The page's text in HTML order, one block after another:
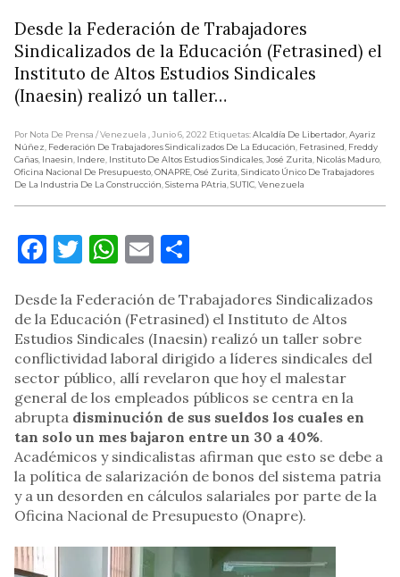
Desde la Federación de Trabajadores
Sindicalizados de la Educación (Fetrasined) el
Instituto de Altos Estudios Sindicales
(Inaesin) realizó un taller…
Por Nota De Prensa / Venezuela , Junio 6, 2022 Etiquetas:Alcaldía De Libertador,Ayariz
Núñez, Federación De Trabajadores Sindicalizados De La Educación, Fetrasined, Freddy
Cañas, Inaesin, Indere, Instituto De Altos Estudios Sindicales,José Zurita, Nicolás Maduro,
Oficina Nacional De Presupuesto,ONAPRE,Osé Zurita,Sindicato Único De Trabajadores
De La Industria De La Construcción,Sistema PAtria,SUTIC,Venezuela
Facebook
Twitter
WhatsApp
Email
Desde la Federación de Trabajadores Sindicalizados
de la Educación (Fetrasined) el Instituto de Altos
Estudios Sindicales (Inaesin) realizó un taller sobre
conflictividad laboral dirigido a líderes sindicales del
sector público, allí revelaron que hoy el malestar
general de los empleados públicos se centra en la
abrupta disminución de sus sueldos los cuales en
tan solo un mes bajaron entre un 30 a 40%.
Académicos y sindicalistas afirman que esto se debe a
la política de salarización de bonos del sistema patria
y a un desorden en cálculos salariales por parte de la
Oficina Nacional de Presupuesto (Onapre).